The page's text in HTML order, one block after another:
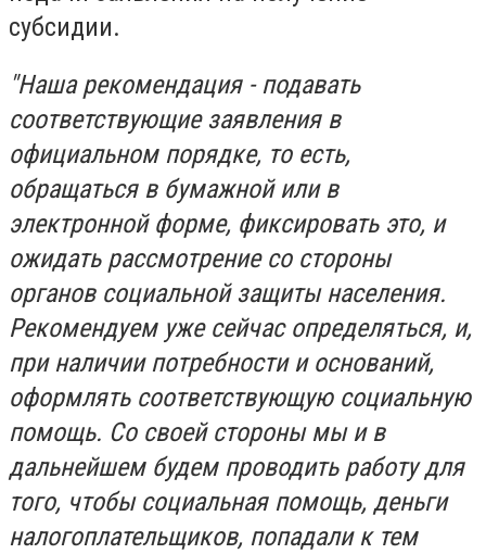
субсидии.
"Наша рекомендация - подавать
соответствующие заявления в
официальном порядке, то есть,
обращаться в бумажной или в
электронной форме, фиксировать это, и
ожидать рассмотрение со стороны
органов социальной защиты населения.
Рекомендуем уже сейчас определяться, и,
при наличии потребности и оснований,
оформлять соответствующую социальную
помощь. Со своей стороны мы и в
дальнейшем будем проводить работу для
того, чтобы социальная помощь, деньги
налогоплательщиков, попадали к тем